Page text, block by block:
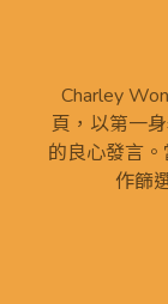
Charley
頁，以第一
的良心發言
作篩